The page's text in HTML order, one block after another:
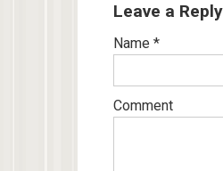
Leave a Reply
Name *
Comment